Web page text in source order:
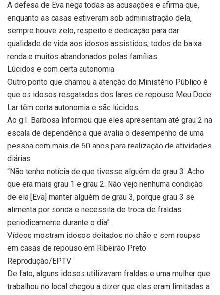
A defesa de Eva nega todas as acusações e afirma que,
enquanto as casas estiveram sob administração dela,
sempre houve zelo, respeito e dedicação para dar
qualidade de vida aos idosos assistidos, todos de baixa
renda e muitos abandonados pelas famílias.
Lúcidos e com certa autonomia
Outro ponto que chamou a atenção do Ministério Público é
que os idosos resgatados dos lares de repouso Meu Doce
Lar têm certa autonomia e são lúcidos.
Ao g1, Barbosa informou que eles apresentam até grau 2 na
escala de dependência que avalia o desempenho de uma
pessoa com mais de 60 anos para realização de atividades
diárias.
“Não tenho notícia de que tivesse alguém de grau 3. Acho
que era mais grau 1 e grau 2. Não vejo nenhuma condição
de ela [Eva] manter alguém de grau 3, porque grau 3 se
alimenta por sonda e necessita de troca de fraldas
periodicamente durante o dia”.
Vídeos mostram idosos deitados no chão e sem roupas
em casas de repouso em Ribeirão Preto
Reprodução/EPTV
De fato, alguns idosos utilizavam fraldas e uma mulher que
trabalhou no local chegou a dizer que elas eram limitadas a